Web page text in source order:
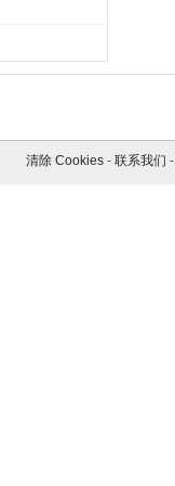
清除 Cookies- 联系我们 -